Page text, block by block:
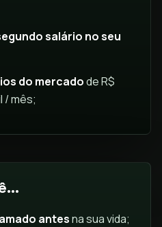
salário no seu
do mercadode R$
/ mês;
antesna sua vida;